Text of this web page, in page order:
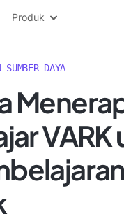
Produk
SUMBER DAYA
VARK